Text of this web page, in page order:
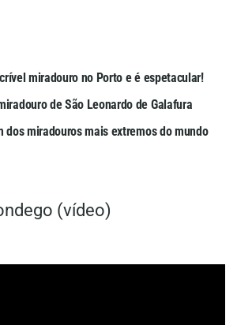
miradouro no Porto e é espetacular!
de São Leonardo de Galafura
dos miradouros mais extremos do mundo
(vídeo)